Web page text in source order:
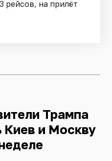
рейсов, на прилёт
Трампа
Киев и Москву